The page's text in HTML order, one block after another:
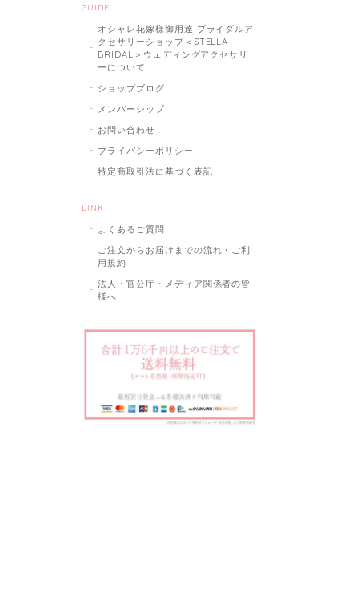
GUIDE
オシャレ花嫁様御用達 ブライダルア
クセサリーショップ＜STELLA
BRIDAL＞ウェディングアクセサリ
ーについて
ショップブログ
メンバーシップ
お問い合わせ
プライバシーポリシー
特定商取引法に基づく表記
LINK
よくあるご質問
ご注文からお届けまでの流れ・ご利
用規約
法人・官公庁・メディア関係者の皆
様へ